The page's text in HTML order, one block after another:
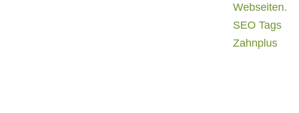
Webseiten.
SEO Tags
Zahnplus